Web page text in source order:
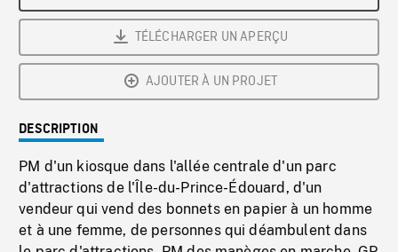
TÉLÉCHARGER UN APERÇU
AJOUTER À UN PROJET
DESCRIPTION
PM d'un kiosque dans l'allée centrale d'un parc
d'attractions de l'Île-du-Prince-Édouard, d'un
vendeur qui vend des bonnets en papier à un homme
et à une femme, de personnes qui déambulent dans